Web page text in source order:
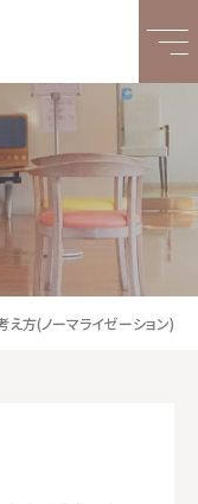
方(ノーマライゼーション)